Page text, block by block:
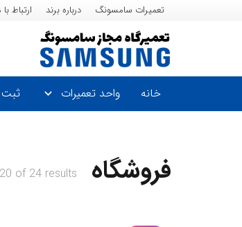
تعمیرات سامسونگ درباره برند ارتباط با
خانه واحد تعمیرات
فروشگاه of 24 results